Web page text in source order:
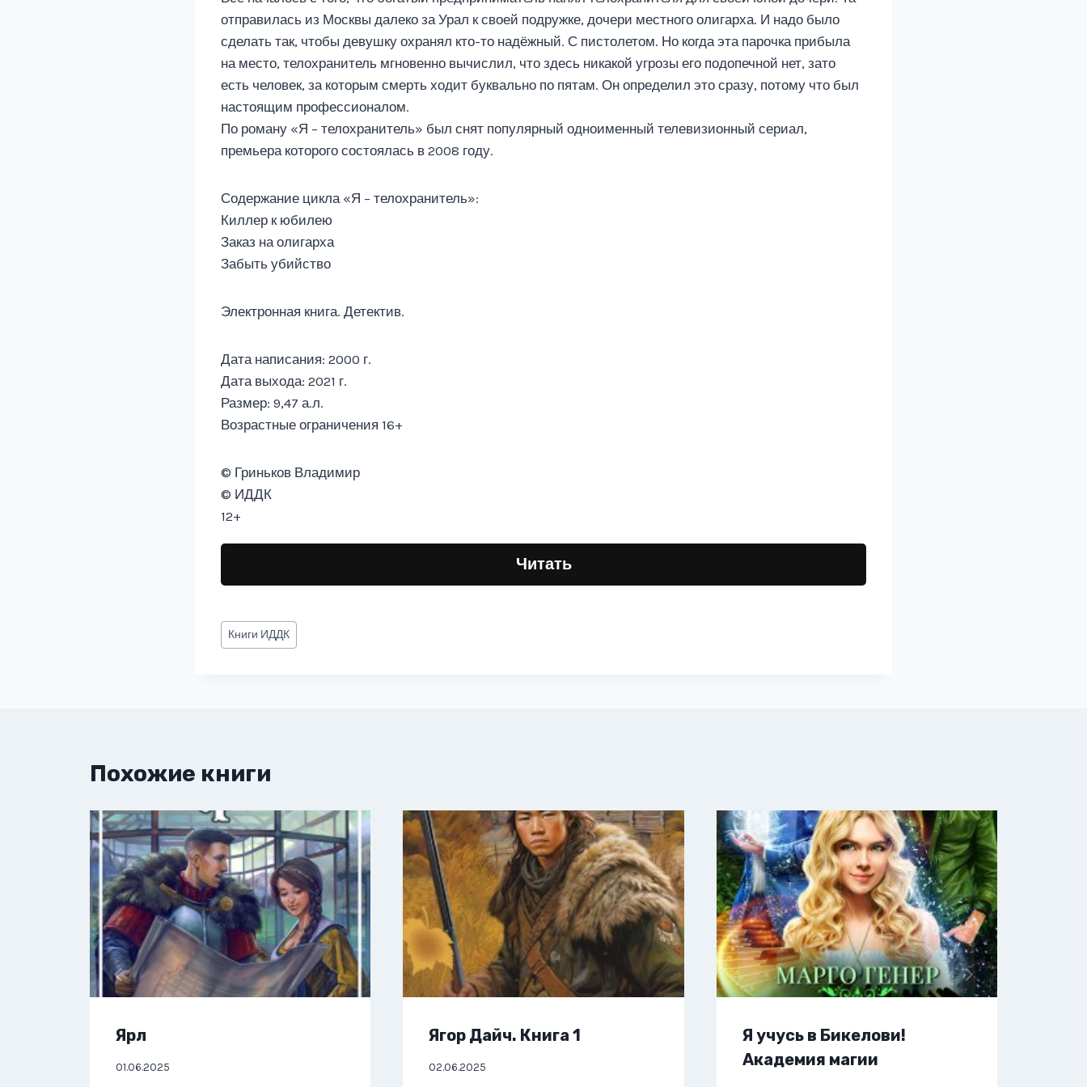
отправилась из Москвы далеко за Урал к своей подружке, дочери местного олигарха. И надо было
сделать так, чтобы девушку охранял кто-то надёжный. С пистолетом. Но когда эта парочка прибыла
на место, телохранитель мгновенно вычислил, что здесь никакой угрозы его подопечной нет, зато
есть человек, за которым смерть ходит буквально по пятам. Он определил это сразу, потому что был
настоящим профессионалом.
По роману «Я – телохранитель» был снят популярный одноименный телевизионный сериал,
премьера которого состоялась в 2008 году.
Содержание цикла «Я – телохранитель»:
Киллер к юбилею
Заказ на олигарха
Забыть убийство
Электронная книга. Детектив.
Дата написания: 2000 г.
Дата выхода: 2021 г.
Размер: 9,47 а.л.
Возрастные ограничения 16+
© Гриньков Владимир
© ИДДК
12+
Читать
Метки
записи:
Книги ИДДК
Похожие книги
Ярл
01.06.2025
Ягор Дайч. Книга 1
02.06.2025
Я учусь в Бикелови!
Академия магии